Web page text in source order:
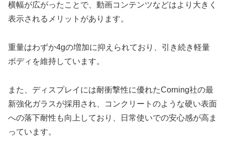
横幅が広がったことで、動画コンテンツなどはより大きく
表示されるメリットがあります。
重量はわずか4gの増加に抑えられており、引き続き軽量
ボディを維持しています。
また、ディスプレイには耐衝撃性に優れたCorning社の最
新強化ガラスが採用され、コンクリートのような硬い表面
への落下耐性も向上しており、日常使いでの安心感が高ま
っています。